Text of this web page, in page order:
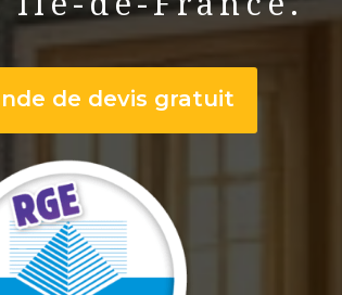
de devis gratuit